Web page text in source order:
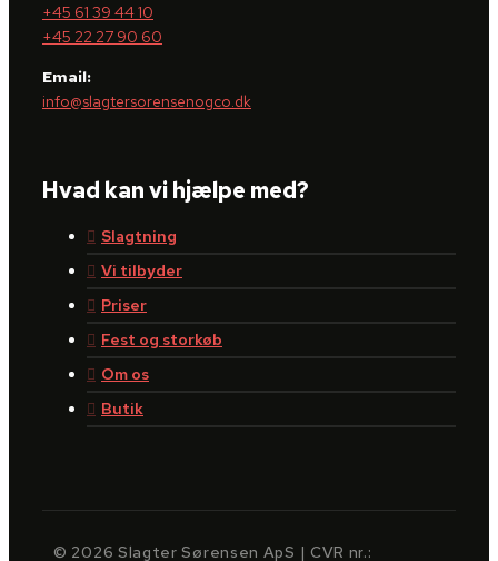
+45 61 39 44 10
+45 22 27 90 60
Email:
info@slagtersorensenogco.dk
Hvad kan vi hjælpe med?
Slagtning
Vi tilbyder
Priser
Fest og storkøb
Om os
Butik
© 2026 Slagter Sørensen ApS | CVR nr.: